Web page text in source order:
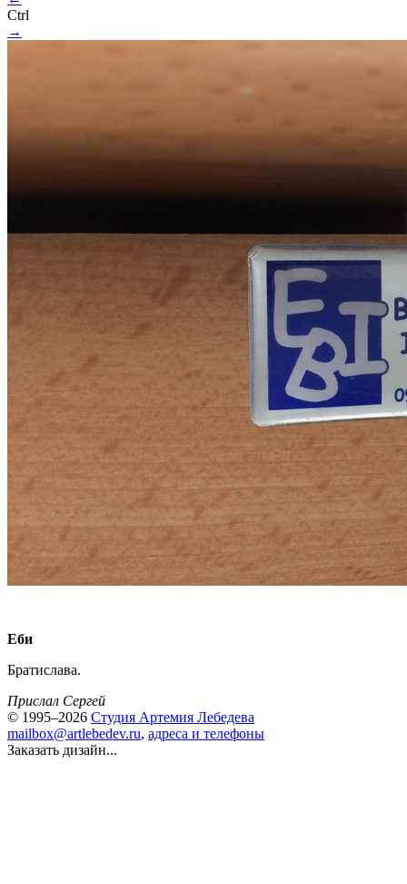
Ctrl
→
Еби
Братислава.
Прислал Сергей
© 1995–2026 Студия Артемия Лебедева
mailbox@artlebedev.ru, адреса и телефоны
Заказать дизайн...